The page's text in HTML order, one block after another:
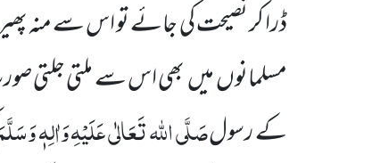
ڈرا کر نصیحت کی جائے تو اس سے منہ پھیر
مسلمانوںمیںبھی اس سے ملتی جلتی
کے رسولصَلَّی اللہ تَعَالٰی عَلَیْہِ وَاٰلِہٖ